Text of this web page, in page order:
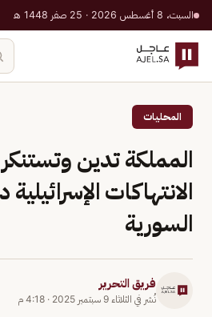
السبت، 8 أغسطس 2026 · 25 صفر 1448 هـ
المحليات
المملكة تدين وتستنكر
الانتهاكات
السورية
فريق التحرير
نُشر في الثلاثاء 9 سبتمبر 2025 · 4:18 م